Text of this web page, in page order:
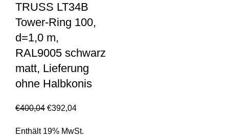
TRUSS LT34B
Tower-Ring 100,
d=1,0 m,
RAL9005 schwarz
matt, Lieferung
ohne Halbkonis
€400,04 €392,04
Enthält 19% MwSt.